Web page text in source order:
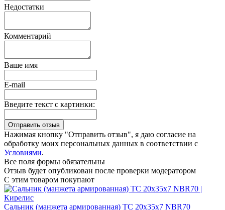
Недостатки
Комментарий
Ваше имя
E-mail
Введите текст с картинки:
Нажимая кнопку "Отправить отзыв", я даю согласие на
обработку моих персональных данных в соответствии с
Условиями.
Все поля формы обязательны
Отзыв будет опубликован после проверки модератором
С этим товаром покупают
Сальник (манжета армированная) TC 20х35х7 NBR70